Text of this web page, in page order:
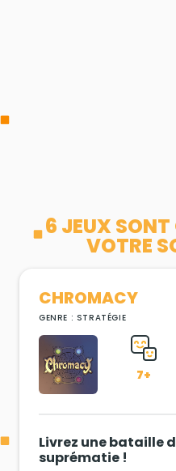
6 JEUX SONT
VOTRE
CHROMACY
GENRE : STRATÉGIE
7+
Livrez une bataille
suprématie !